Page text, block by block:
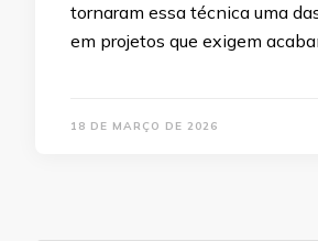
tornaram essa técnica uma
em projetos que exigem
18 DE MARÇO DE 2026